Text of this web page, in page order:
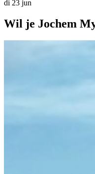
di 23 jun
Wil je Jochem